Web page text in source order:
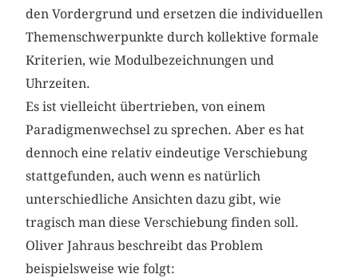
den Vordergrund und ersetzen die individuellen
Themenschwerpunkte durch kollektive formale
Kriterien, wie Modulbezeichnungen und
Uhrzeiten.
Es ist vielleicht übertrieben, von einem
Paradigmenwechsel zu sprechen. Aber es hat
dennoch eine relativ eindeutige Verschiebung
stattgefunden, auch wenn es natürlich
unterschiedliche Ansichten dazu gibt, wie
tragisch man diese Verschiebung finden soll.
Oliver Jahraus beschreibt das Problem
beispielsweise wie folgt: